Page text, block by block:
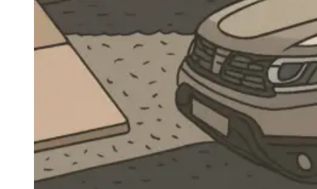
Navigatie Audi A3 8p
Navigatie Audi A4
Navigatie Audi A4 B6
Navigatie Audi A4 B7
Navigatie Audi A4 B8
Navigatie Audi A5
Navigatie Audi A6 C5
Navigatie Audi A6 C6
Navigatie Audi A6 C7
Navigatie Audi Q5
Navigație Ford Fiesta